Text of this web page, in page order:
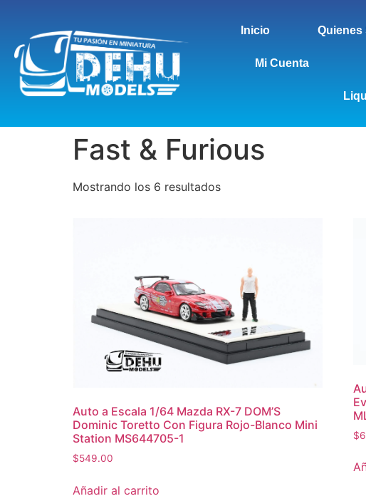
Inicio Quienes
Mi Cuenta
Fast & Furious
Mostrando los 6 resultados
Auto a Escala 1/64 Mazda RX-7 DOM’S
Dominic Toretto Con Figura Rojo-Blanco Mini
Station MS644705-1
$549.00
Añadir al carrito
$